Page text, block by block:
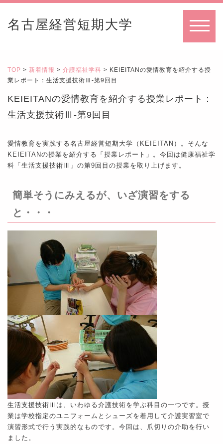
名古屋経営短期大学
TOP > 新着情報 > 介護福祉学科 > KEIEITANの愛情教育を紹介する授
業レポート：生活支援技術Ⅲ-第9回目
KEIEITANの愛情教育を紹介する授業レポート：
生活支援技術Ⅲ-第9回目
愛情教育を実践する名古屋経営短期大学（KEIEITAN）。そんな
KEIEITANの授業を紹介する「授業レポート」。今回は健康福祉学
科「生活支援技術Ⅲ」の第9回目の授業を取り上げます。
簡単そうにみえるが、いざ演習をする
と・・・
生活支援技術Ⅲは、いわゆる介護技術を学ぶ科目の一つです。授
業は学校指定のユニフォームとシューズを着用して介護実習室で
演習形式で行う実践的なものです。今回は、爪切りの介助を行い
ました。